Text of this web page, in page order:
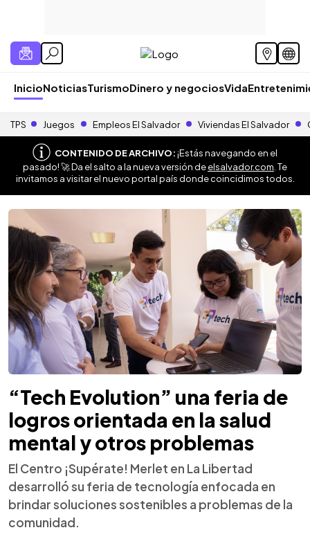
InicioNoticiasTurismoDinero y negociosVida
TPS Juegos Empleos El Salvador Viviendas El Salvador
CONTENIDO DE ARCHIVO:¡Estás navegando en el
pasado! 🚀 Da el salto a la nueva versión deelsalvador.com . Te
invitamos a visitar el nuevo portal país donde coincidimos todos.
“Tech Evolution” una feria de
logros orientada en la salud
mental y otros problemas
El Centro ¡Supérate! Merlet en La Libertad
desarrolló su feria de tecnología enfocada en
brindar soluciones sostenibles a problemas de la
comunidad.